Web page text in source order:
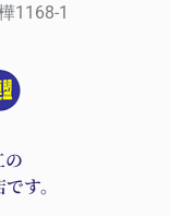
1168-1
の
す。